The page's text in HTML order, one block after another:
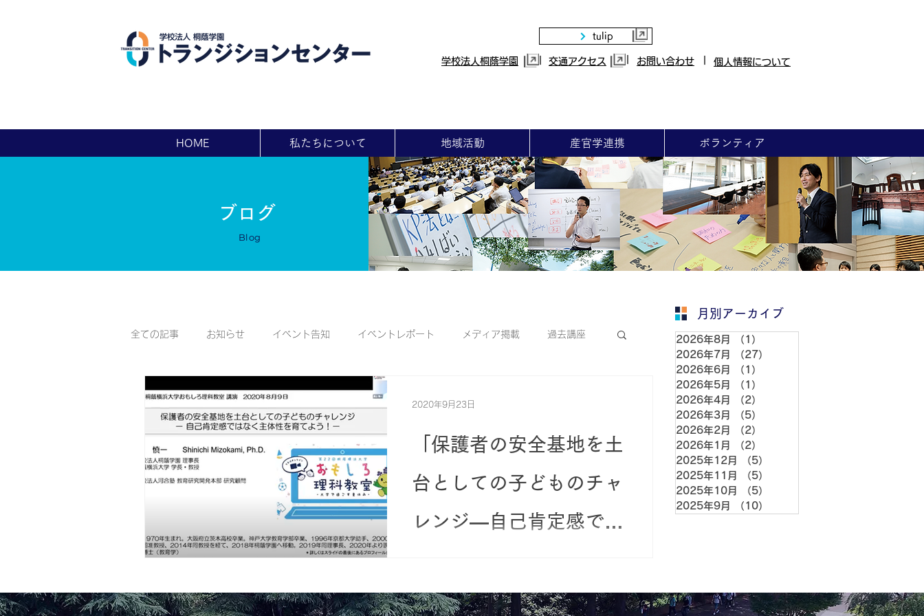
tulip
学校法人桐蔭学園 交通アクセス お問い合わせ 個人情報について
HOME 私たちについて 地域活動 産官学連携 ボランティア
ブログ
Blog
全ての記事 お知らせ イベント告知 イベントレポート メディア掲載 過去講座
地域連携 2019OPEN講座 2020年桐蔭オンライン講座
おもしろ理科教室 オンデマンド動画
第22回 おもしろ理科教室【オンライン講座】
おもしろ理科教室 オンデマンド動画02 【もっと知る！】おもしろ理科教室
【もっと知る！】おもしろ理科教室２時間目 産官学連携 2021年度桐蔭オンライン講座
「保護者の安全基地を土
台としての子どものチャ
レンジ―自己肯定感では
―」受講レポート
の安全基地を土台としての子どものチャレ
2020年9月23日
月別アーカイブ
2026年8月 （1）
2026年7月
（27）
2026年6月
（1）
2026年5月
（1）
2026年4月
（2）
2026年3月
（5）
2026年2月
（2）
2026年1月
（2）
2025年12月
（5）
2025年11月
（5）
2025年10月
（5）
2025年9月
（10）